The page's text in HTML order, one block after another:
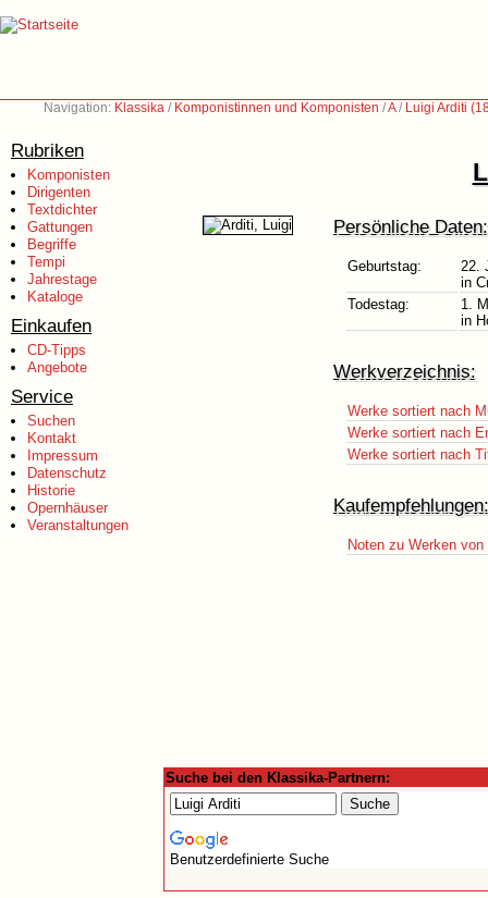
Navigation: Klassika / Komponistinnen und Komponisten /A/ Luigi Arditi
Rubriken
Komponisten
Dirigenten
Textdichter
Gattungen
Begriffe
Tempi
Jahrestage
Kataloge
Einkaufen
CD-Tipps
Angebote
Service
Suchen
Kontakt
Impressum
Datenschutz
Historie
Opernhäuser
Veranstaltungen
Persönliche Daten:
Geburtstag:
22.
in
Todestag:
1.
in
Werkverzeichnis:
Werke sortiert nach
Werke sortiert nach
Werke sortiert nach
Kaufempfehlungen:
Noten zu Werken
Suche bei den Klassika-Partnern:
Benutzerdefinierte Suche